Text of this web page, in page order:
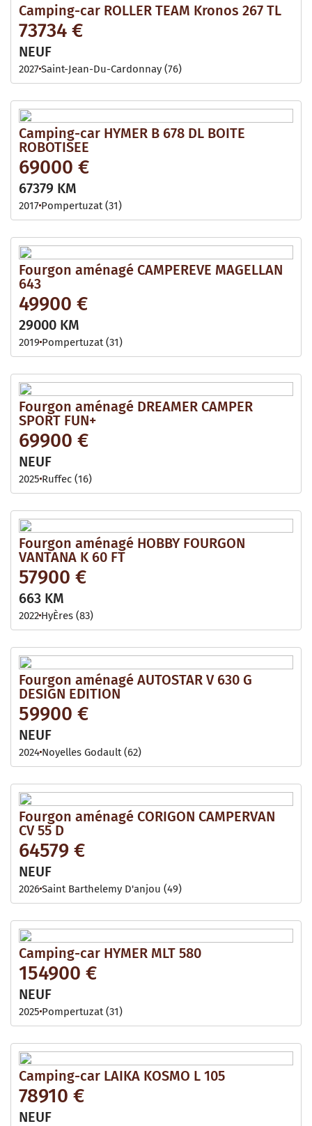
Camping-car ROLLER TEAM Kronos 267 TL
73734 €
NEUF
2027Saint-Jean-Du-Cardonnay (76)
Camping-car HYMER B 678 DL BOITE
ROBOTISEE
69000 €
67379 KM
2017 Pompertuzat (31)
Fourgon aménagé CAMPEREVE MAGELLAN
643
49900 €
29000 KM
2019 Pompertuzat (31)
Fourgon aménagé DREAMER CAMPER
SPORT FUN+
69900 €
NEUF
2025 Ruffec (16)
Fourgon aménagé HOBBY FOURGON
VANTANA K 60 FT
57900 €
663 KM
2022 HyÈres (83)
Fourgon aménagé AUTOSTAR V 630 G
DESIGN EDITION
59900 €
NEUF
2024 Noyelles Godault (62)
Fourgon aménagé CORIGON CAMPERVAN
CV 55 D
64579 €
NEUF
2026Saint Barthelemy D'anjou (49)
Camping-car HYMER MLT 580
154900 €
NEUF
2025 Pompertuzat (31)
Camping-car LAIKA KOSMO L 105
78910 €
NEUF